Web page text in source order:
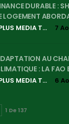
DURABLE :
LOGEMENT
EPLUS MEDIA TV 7
AU
: LA FAO
EPLUS MEDIA TV 6
1 De 137